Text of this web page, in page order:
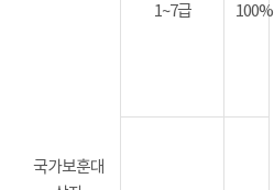
국가보훈대
1~7급 100%